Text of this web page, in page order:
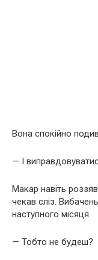
Вона спокійно
— І
Макар навіть
чекав сліз.
наступного місяця.
— Тобто не будеш?